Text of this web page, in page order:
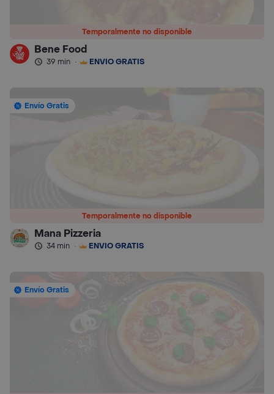
Temporalmente no disponible
Bene Food
39 min · ENVÍO GRATIS
Temporalmente no disponible
Envío Gratis
Mana Pizzeria
34 min · ENVÍO GRATIS
Envío Gratis